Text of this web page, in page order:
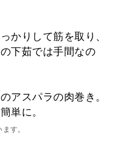
かりして筋を取り、
下茹では手間なの
アスパラの肉巻き。
単に。
す。